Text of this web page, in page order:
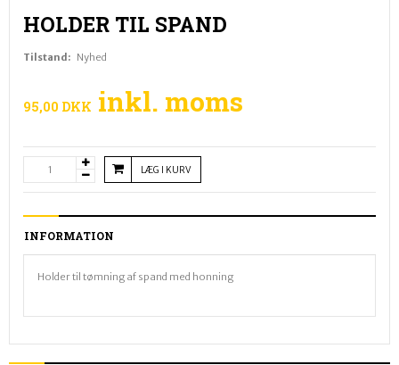
HOLDER TIL SPAND
Tilstand: Nyhed
95,00 DKK inkl. moms
LÆG I KURV
INFORMATION
Holder til tømning af spand med honning